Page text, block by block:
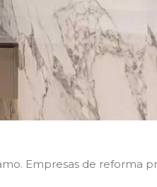
Empresas de reforma